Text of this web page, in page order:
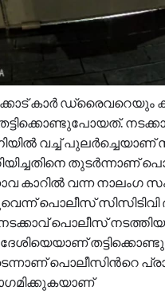
കാർ ഡ്രൈവറെയും
വച്ച് പുലർച്ചെയാണ്
തുടർന്നാണ്
കാറിൽ വന്ന നാലംഗ
പൊലീസ് സിസിടിവി
നടക്കാവ് പൊലീസ്
പൊലീസിന്‍റെ